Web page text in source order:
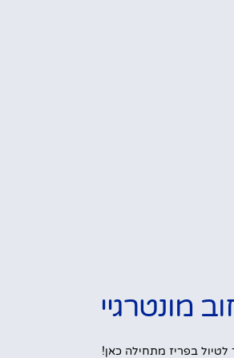
מונטרגיי
לטיול בפריז מתחילה כאן!